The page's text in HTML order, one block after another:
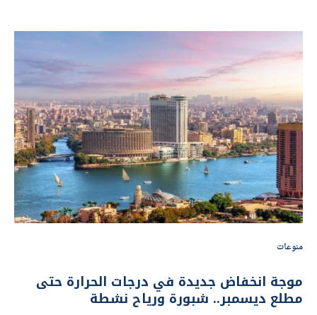
منوعات
موجة انخفاض جديدة في درجات الحرارة حتى
مطلع ديسمبر.. شبورة ورياح نشطة